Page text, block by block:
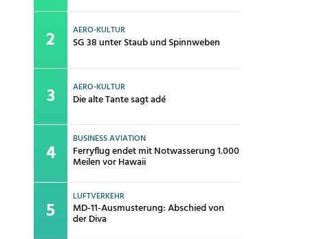
AERO-KULTUR
SG 38 unter Staub und Spinnweben
AERO-KULTUR
Die alte Tante sagt adé
BUSINESS AVIATION
Ferryflug endet mit Notwasserung 1.000
Meilen vor Hawaii
LUFTVERKEHR
MD-11-Ausmusterung: Abschied von
der Diva